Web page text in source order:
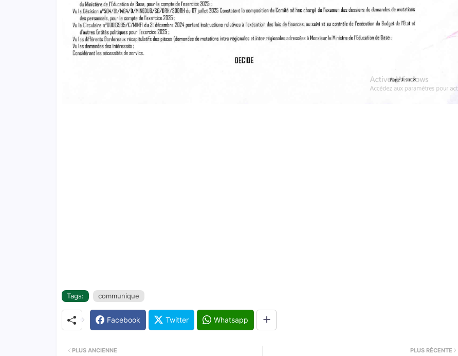
Tags: communique
Facebook Twitter Whatsapp
PLUS RÉCENTE
PLUS ANCIENNE